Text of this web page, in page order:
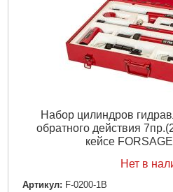
Набор цилиндров
обратного действия
кейсе
Нет в
Артикул: F-0200-1B